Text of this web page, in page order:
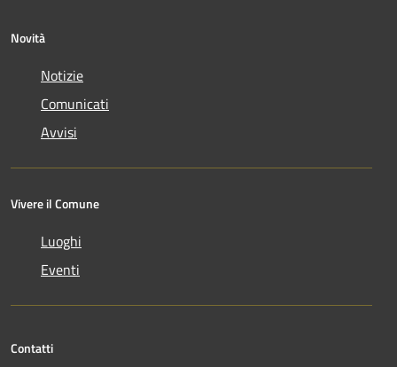
Novità
Notizie
Comunicati
Avvisi
Vivere il Comune
Luoghi
Eventi
Contatti